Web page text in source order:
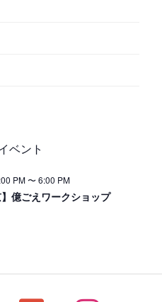
ベント
PM〜6:00 PM
】億ごえワークショップ